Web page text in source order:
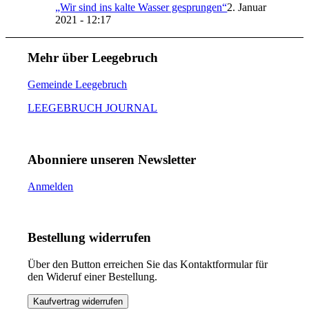
„Wir sind ins kalte Wasser gesprungen“2. Januar
2021 - 12:17
Mehr über Leegebruch
Gemeinde Leegebruch
LEEGEBRUCH JOURNAL
Abonniere unseren Newsletter
Anmelden
Bestellung widerrufen
Über den Button erreichen Sie das Kontaktformular für
den Wideruf einer Bestellung.
Kaufvertrag widerrufen